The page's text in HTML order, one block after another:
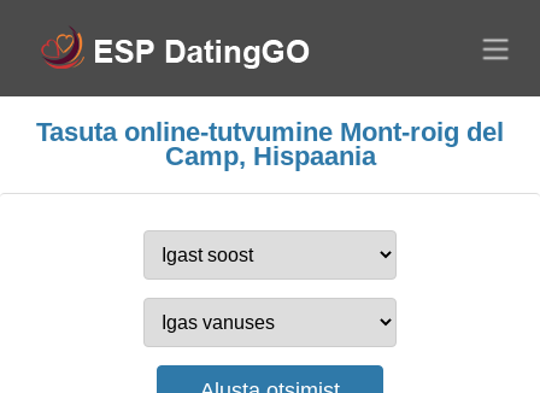
Tasuta online-tutvumine Mont-roig del
Camp, Hispaania